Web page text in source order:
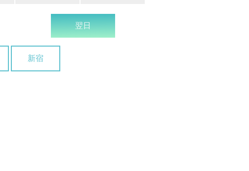
翌日
新宿